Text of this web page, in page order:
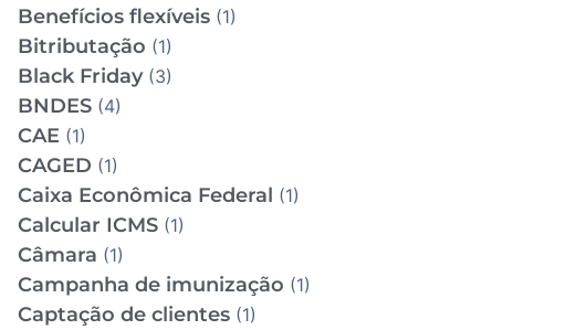
Benefícios flexíveis(1)
Bitributação (1)
Black Friday(3)
BNDES(4)
CAE (1)
CAGED (1)
Caixa Econômica Federal (1)
Calcular ICMS(1)
Câmara (1)
Campanha de imunização (1)
Captação de clientes(1)